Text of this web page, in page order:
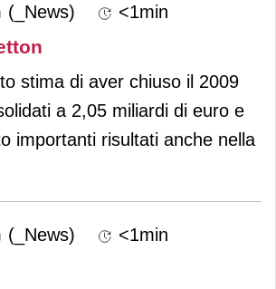
(_News) <1min
stima di aver chiuso il 2009
a 2,05 miliardi di euro e
importanti risultati anche nella
(_News) <1min